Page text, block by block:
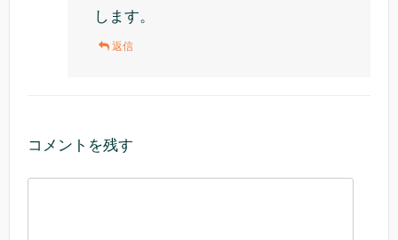
します。
返信
コメントを残す